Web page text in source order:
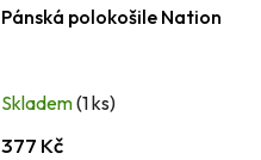
Pánská polokošile Nation
Skladem(1 ks)
377 Kč